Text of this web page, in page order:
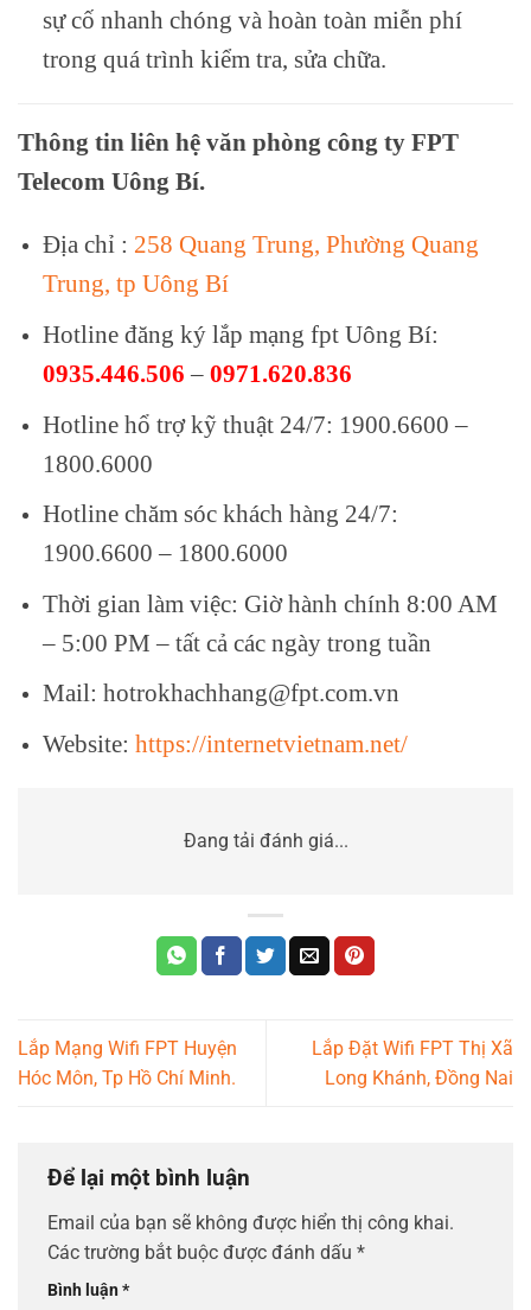
sự cố nhanh chóng và hoàn toàn miễn phí
trong quá trình kiểm tra, sửa chữa.
Thông tin liên hệ văn phòng công ty FPT
Telecom Uông Bí.
Địa chỉ : 258 Quang Trung, Phường Quang
Trung, tp Uông Bí
Hotline đăng ký lắp mạng fpt Uông Bí:
0935.446.506 – 0971.620.836
Hotline hổ trợ kỹ thuật 24/7: 1900.6600 –
1800.6000
Hotline chăm sóc khách hàng 24/7:
1900.6600 – 1800.6000
Thời gian làm việc: Giờ hành chính 8:00 AM
– 5:00 PM – tất cả các ngày trong tuần
Mail: hotrokhachhang@fpt.com.vn
Website: https://internetvietnam.net/
Đang tải đánh giá...
Lắp Mạng Wifi FPT Huyện
Hóc Môn, Tp Hồ Chí Minh.
Lắp Đặt Wifi FPT Thị Xã
Long Khánh, Đồng Nai
Để lại một bình luận
Email của bạn sẽ không được hiển thị công khai.
Các trường bắt buộc được đánh dấu *
Bình luận*